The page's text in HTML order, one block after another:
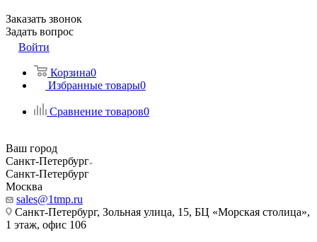
Заказать звонок
Задать вопрос
Войти
Корзина0
Избранные товары0
Сравнение товаров0
Ваш город
Санкт-Петербург
Санкт-Петербург
Москва
sales@1tmp.ru
Санкт-Петербург, Зольная улица, 15, БЦ «Морская столица»,
1 этаж, офис 106